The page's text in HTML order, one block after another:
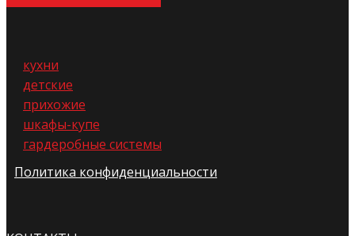
кухни
детские
прихожие
шкафы-купе
гардеробные системы
Политика конфиденциальности